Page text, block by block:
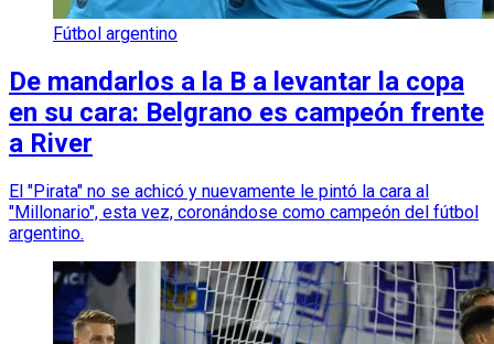
Fútbol argentino
De mandarlos a la B a levantar la copa
en su cara: Belgrano es campeón frente
a River
El "Pirata" no se achicó y nuevamente le pintó la cara al
"Millonario", esta vez, coronándose como campeón del fútbol
argentino.